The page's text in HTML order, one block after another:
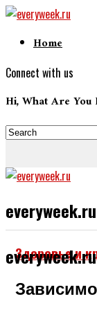
Home
Connect with us
Hi, What Are You
everyweek.ru
everyweek.ru
Здоровье и